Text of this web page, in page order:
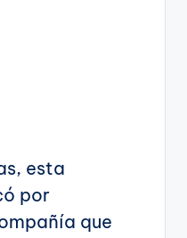
esta
por
que